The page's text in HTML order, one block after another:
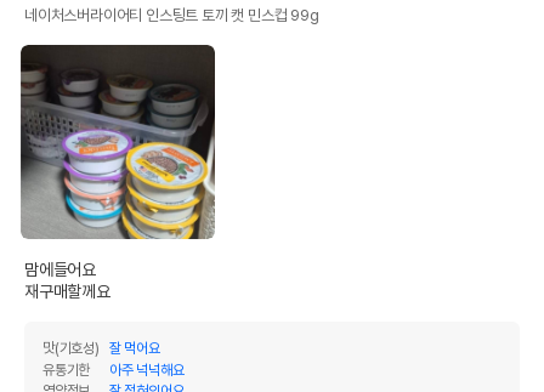
상품 필수 정보
품명 및 모델명
받았음을 확인할수 있는
경우 그에 대한 사항
네이처스버라이어티 인스팅트 토끼 캣 민스컵 99g
맘에들어요
재구매할께요
맛(기호성)
잘 먹어요
유통기한
아주 넉넉해요